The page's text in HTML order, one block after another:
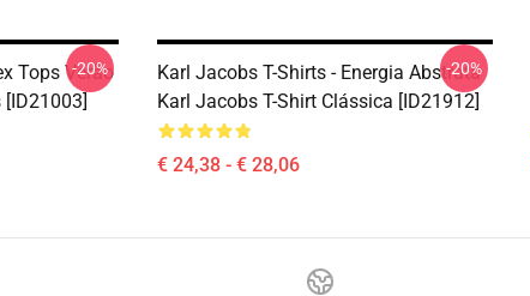
Tops Verão
-20%
Karl Jacobs T-Shirts - Energia Abstrata
Karl Jacobs T-Shirt Clássica [ID21912]
€ 24,38 - € 28,06
-20%